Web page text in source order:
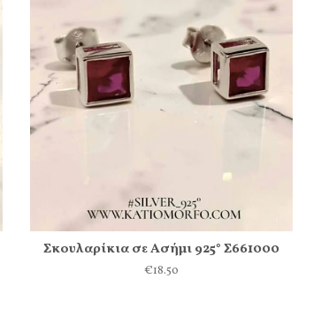
Σκουλαρίκια σε Ασήμι 925° Σ661000
€18.50